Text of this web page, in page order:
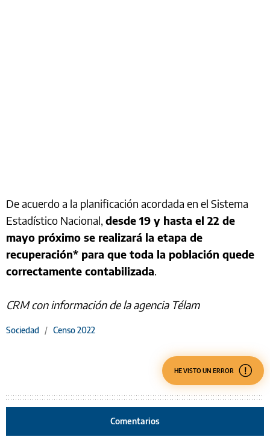
De acuerdo a la planificación acordada en el Sistema
Estadístico Nacional, desde 19 y hasta el 22 de
mayo próximo se realizará la etapa de
recuperación* para que toda la población quede
correctamente contabilizada.
CRM con información de la agencia Télam
Sociedad / Censo 2022
HE VISTO UN ERROR
Comentarios